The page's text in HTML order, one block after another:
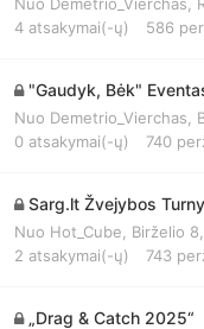
4 atsakymai(-ų) 586
"Gaudyk, Bėk"
Nuo Demetrio_Vierchas
0 atsakymai(-ų) 740
Sarg.lt Žvejybos
Nuo Hot_Cube
Birželio
2 atsakymai(-ų) 743
„Drag & Catch 2025“